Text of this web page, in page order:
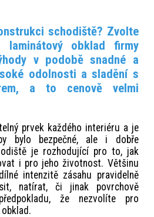
schodiště? Zvolte
laminátový obklad firmy
v podobě snadné a
odolnosti a sladění s
a to cenově velmi
prvek každého interiéru a je
bylo bezpečné, ale i dobře
je rozhodující pro to, jak
i pro jeho životnost. Většinu
intenzitě zásahu pravidelně
natírat, či jinak povrchově
že nezvolíte pro